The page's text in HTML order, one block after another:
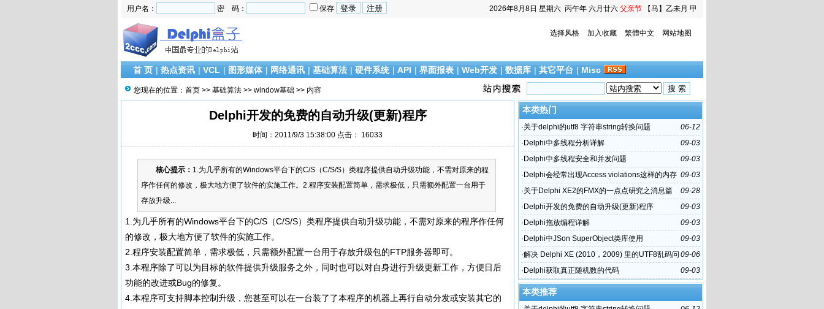
2026年8月8日 星期六 丙午年 六月廿六 父亲节
【马】乙未月 甲
用户名： 密 码： 保存
选择风格 加入收藏 繁體中文 网站地图
首 页 | 热点资讯 | VCL | 图形媒体 | 网络通讯 | 基础算法 | 硬件系统 | API | 界面报表 | Web开发 | 数据库 | 其它平台 | Misc
您现在的位置： 首页 >> 基础算法 >> window基础 >> 内容
Delphi开发的免费的自动升级(更新)程序
时间：2011/9/3 15:38:00 点击： 16033
核心提示： 1.为几乎所有的Windows平台下的C/S（C/S/S）类程序提供自动升级功能，不需对原来的程
序作任何的修改，极大地方便了软件的实施工作。2.程序安装配置简单，需求极低，只需额外配置一台用于
存放升级...
1.为几乎所有的Windows平台下的C/S（C/S/S）类程序提供自动升级功能，不需对原来的程序作任何
的修改，极大地方便了软件的实施工作。
2.程序安装配置简单，需求极低，只需额外配置一台用于存放升级包的FTP服务器即可。
3.本程序除了可以为目标的软件提供升级服务之外，同时也可以对自身进行升级更新工作，方便日后
功能的改进或Bug的修复。
4.本程序可支持脚本控制升级，您甚至可以在一台装了了本程序的机器上再行自动分发或安装其它的
本类热门
06-12
·关于delphi的utf8 字符串string转换问题
09-03
· Delphi中多线程分析详解
09-03
· Delphi中多线程安全和并发问题
09-03
· Delphi会经常出现Access violations这样的内存
访问错误
09-28
·关于Delphi XE2的FMX的一点点研究之消息篇
09-03
· Delphi开发的免费的自动升级(更新)程序
09-03
· Delphi拖放编程详解
09-03
· Delphi中JSon SuperObject类库使用
09-06
·解决 Delphi XE (2010，2009) 里的UTF8乱码问
题！
09-03
· Delphi获取真正随机数的代码
本类推荐